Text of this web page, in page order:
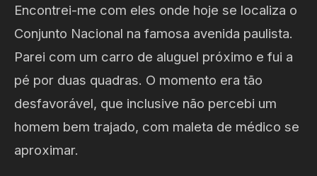
Encontrei-me com eles onde hoje se localiza o
Conjunto Nacional na famosa avenida paulista.
Parei com um carro de aluguel próximo e fui a
pé por duas quadras. O momento era tão
desfavorável, que inclusive não percebi um
homem bem trajado, com maleta de médico se
aproximar.